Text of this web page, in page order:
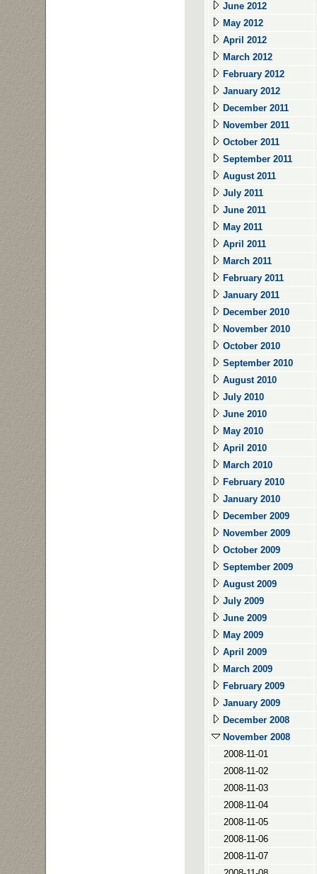
June 2012
May 2012
April 2012
March 2012
February 2012
January 2012
December 2011
November 2011
October 2011
September 2011
August 2011
July 2011
June 2011
May 2011
April 2011
March 2011
February 2011
January 2011
December 2010
November 2010
October 2010
September 2010
August 2010
July 2010
June 2010
May 2010
April 2010
March 2010
February 2010
January 2010
December 2009
November 2009
October 2009
September 2009
August 2009
July 2009
June 2009
May 2009
April 2009
March 2009
February 2009
January 2009
December 2008
November 2008
2008-11-01
2008-11-02
2008-11-03
2008-11-04
2008-11-05
2008-11-06
2008-11-07